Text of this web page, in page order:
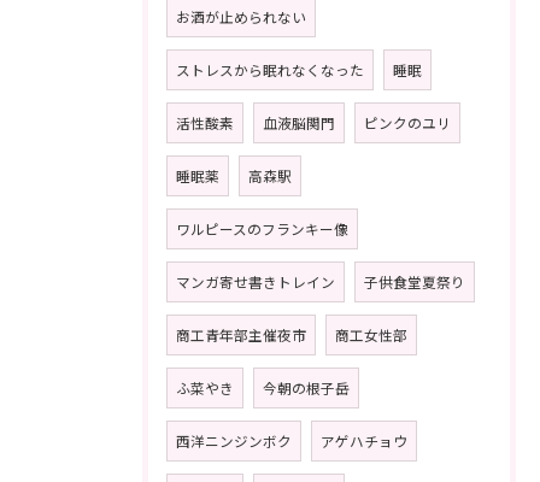
お酒が止められない
ストレスから眠れなくなった 睡眠
活性酸素 血液脳関門 ピンクのユリ
睡眠薬 高森駅
ワルピースのフランキー像
マンガ寄せ書きトレイン 子供食堂夏祭り
商工青年部主催夜市 商工女性部
ふ菜やき 今朝の根子岳
西洋ニンジンボク アゲハチョウ